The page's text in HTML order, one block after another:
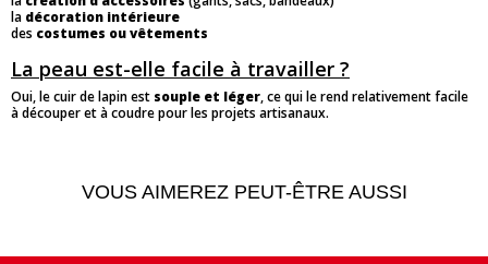
la décoration intérieure
des costumes ou vêtements
La peau est-elle facile à travailler ?
Oui, le cuir de lapin est souple et léger, ce qui le rend relativement facile
à découper et à coudre pour les projets artisanaux.
VOUS AIMEREZ PEUT-ÊTRE AUSSI